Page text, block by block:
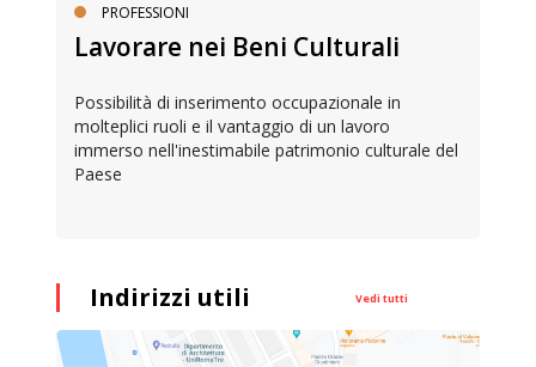
PROFESSIONI
Lavorare nei Beni Culturali
Possibilità di inserimento occupazionale in
molteplici ruoli e il vantaggio di un lavoro
immerso nell'inestimabile patrimonio culturale del
Paese
Indirizzi utili Vedi tutti